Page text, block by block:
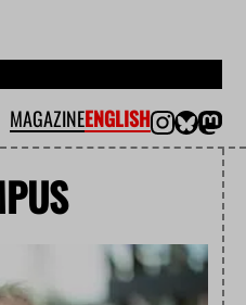
MAGAZINEENGLISH